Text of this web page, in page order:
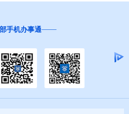
手机办事通